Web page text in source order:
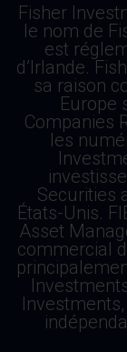
Fisher
le nom de
est
d’Irlande.
sa raison
Europe
Companies
les
Securities
États-Unis.
Asset
commercial